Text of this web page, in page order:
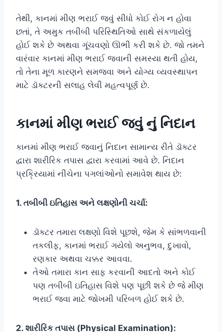
તેથી, કાનમાં મીણ ભરાઈ જવું સીધો કોઈ રોગ ન હોવા
છતાં, તે અમુક તબીબી પરિસ્થિતિઓ સાથે સંકળાયેલું
હોઈ શકે છે અથવા ગૂંચવણો ઊભી કરી શકે છે. જો તમને
વારંવાર કાનમાં મીણ ભરાઈ જવાની સમસ્યા થતી હોય,
તો તેના મૂળ કારણને સમજવા અને યોગ્ય વ્યવસ્થાપન
માટે ડૉક્ટરની સલાહ લેવી મહત્વપૂર્ણ છે.
કાનમાં મીણ ભરાઈ જવું નું નિદાન
કાનમાં મીણ ભરાઈ જવાનું નિદાન સામાન્ય રીતે ડૉક્ટર
દ્વારા શારીરિક તપાસ દ્વારા કરવામાં આવે છે. નિદાન
પ્રક્રિયામાં નીચેના પગલાંઓનો સમાવેશ થાય છે:
1. તબીબી ઇતિહાસ અને લક્ષણોની ચર્ચા:
ડૉક્ટર તમારા લક્ષણો વિશે પૂછશે, જેમ કે સાંભળવાની
તકલીફ, કાનમાં ભરાઈ ગયેલો અનુભવ, દુખાવો,
રણકાર અથવા ચક્કર આવવા.
તેઓ તમારા કાન સાફ કરવાની આદતો અને કોઈ
પણ તબીબી ઇતિહાસ વિશે પણ પૂછી શકે છે જે મીણ
ભરાઈ જવા માટે જોખમી પરિબળ હોઈ શકે છે.
2. શારીરિક તપાસ (Physical Examination):